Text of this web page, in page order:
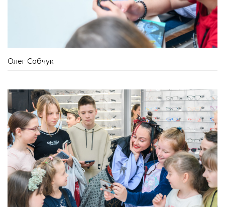
Олег Собчук